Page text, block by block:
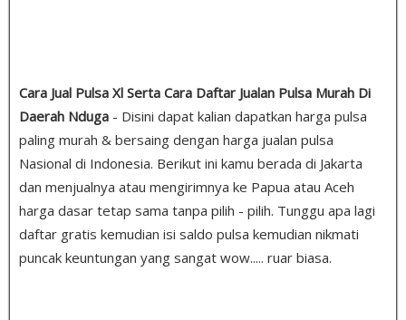
Cara Jual Pulsa Xl Serta Cara Daftar Jualan Pulsa Murah Di
Daerah Nduga - Disini dapat kalian dapatkan harga pulsa
paling murah & bersaing dengan harga jualan pulsa
Nasional di Indonesia. Berikut ini kamu berada di Jakarta
dan menjualnya atau mengirimnya ke Papua atau Aceh
harga dasar tetap sama tanpa pilih - pilih. Tunggu apa lagi
daftar gratis kemudian isi saldo pulsa kemudian nikmati
puncak keuntungan yang sangat wow..... ruar biasa.